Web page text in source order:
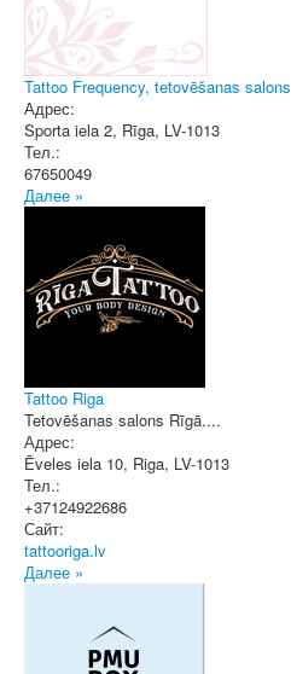
Tattoo Frequency, tetovēšanas salons
Адрес:
Sporta iela 2, Rīga, LV-1013
Тел.:
67650049
Далее »
Tattoo Riga
Tetovēšanas salons Rīgā....
Адрес:
Ēveles iela 10, Riga, LV-1013
Тел.:
+37124922686
Сайт:
tattooriga.lv
Далее »